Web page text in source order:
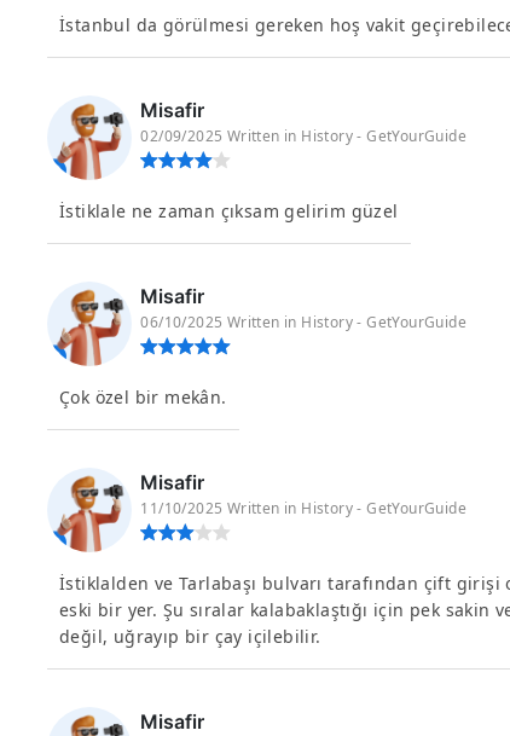
İstanbul da görülmesi gereken hoş vakit
Misafir
02/09/2025 Written in History - GetYourGuide
İstiklale ne zaman çıksam gelirim güzel
Misafir
06/10/2025 Written in History - GetYourGuide
Çok özel bir mekân.
Misafir
11/10/2025 Written in History - GetYourGuide
İstiklalden ve Tarlabaşı bulvarı tarafından çift
eski bir yer. Şu sıralar kalabaklaştığı için pek
değil, uğrayıp bir çay içilebilir.
Misafir